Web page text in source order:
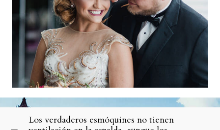
Los verdaderos esmóquines no tienen